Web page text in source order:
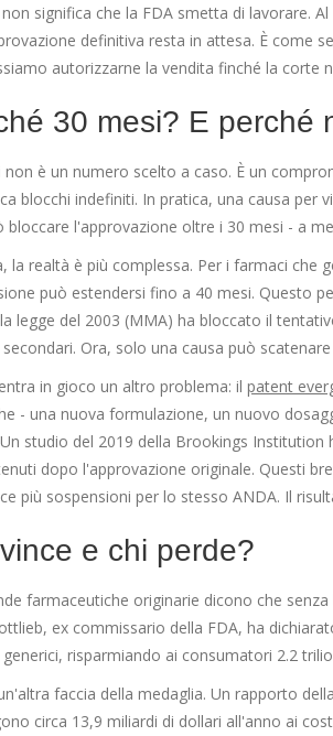
significa che la FDA smetta di lavorare.
definitiva resta in attesa. È come
autorizzarne la vendita finché la corte
30 mesi? E perché
non è un numero scelto a caso. È un
blocchi indefiniti. In pratica, una causa per
bloccare l'approvazione oltre i 30 mesi - a
la realtà è più complessa. Per i farmaci che
può estendersi fino a 40 mesi. Questo
legge del 2003 (MMA) ha bloccato il
Ora, solo una causa può
in gioco un altro problema: il patent
- una nuova formulazione, un nuovo
studio del 2019 della Brookings
dopo l'approvazione originale. Questi
più sospensioni per lo stesso ANDA. Il
e chi perde?
farmaceutiche originarie dicono che
ex commissario della FDA, ha
risparmiando ai consumatori 2.2
faccia della medaglia. Un rapporto
circa 13,9 miliardi di dollari all'anno ai